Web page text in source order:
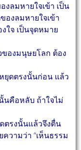
ลมหายใจเข้า เป็น
องลมหายใจเข้า
ใจ เป็นจุดหมาย
องมนุษยโลก ต้อง
ยุดตรงนั้นก่อน แล้ว
นคือหลับ ถ้าใจไม่
รงนั้นแล้วจึงตื่น
วามว่า “เห็นธรรม